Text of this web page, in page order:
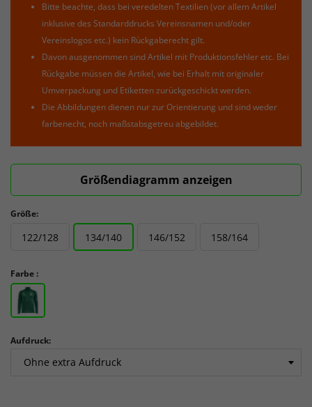
Bitte beachte, dass bei veredelten Textilien (vor allem Artikel
inklusive des Standarddrucks Vereinsnamen und/oder
Vereinslogos etc.) kein Rückgaberecht gilt.
Davon ausgenommen sind Artikel mit Produktionsfehler etc. Bei
Rückgabe müssen die Artikel, wie bei Erhalt mit originaler
Umverpackung und Etiketten zurückgeschickt werden.
Die Abbildungen dienen nur zur Orientierung und sind weder
farbenecht, noch maßstabsgetreu abgebildet.
Größendiagramm anzeigen
Größe:
122/128 134/140 146/152 158/164
Farbe :
Aufdruck: